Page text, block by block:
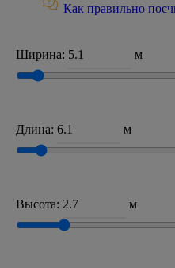
Как правильно
Ширина: м
Длина: м
Высота: м